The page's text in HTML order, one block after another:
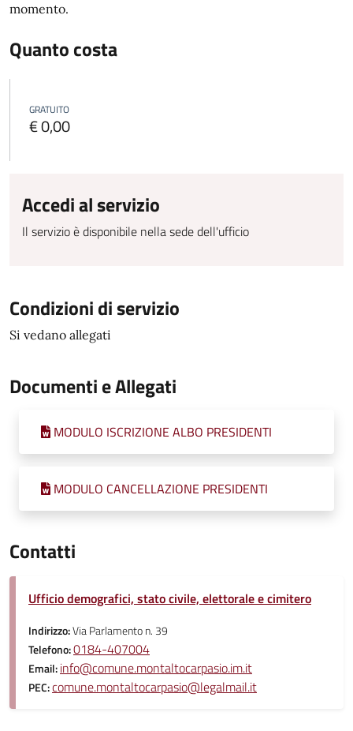
momento.
Quanto costa
GRATUITO
€ 0,00
Accedi al servizio
Il servizio è disponibile nella sede dell'ufficio
Condizioni di servizio
Si vedano allegati
Documenti e Allegati
MODULO ISCRIZIONE ALBO PRESIDENTI
MODULO CANCELLAZIONE PRESIDENTI
Contatti
Ufficio demografici, stato civile, elettorale e cimitero
Indirizzo:Via Parlamento n. 39
Telefono:0184-407004
Email:info@comune.montaltocarpasio.im.it
PEC:comune.montaltocarpasio@legalmail.it